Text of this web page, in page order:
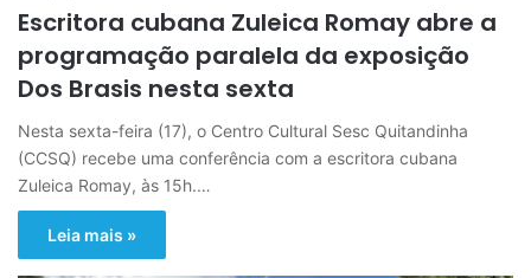
Escritora cubana Zuleica Romay abre a
programação paralela da exposição
Dos Brasis nesta sexta
Nesta sexta-feira (17), o Centro Cultural Sesc Quitandinha
(CCSQ) recebe uma conferência com a escritora cubana
Zuleica Romay, às 15h.…
Leia mais »